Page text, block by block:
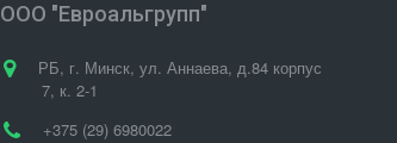
ООО "Евроальгрупп"
РБ, г. Минск, ул. Аннаева, д.84 корпус
7, к. 2-1
+375 (29) 6980022